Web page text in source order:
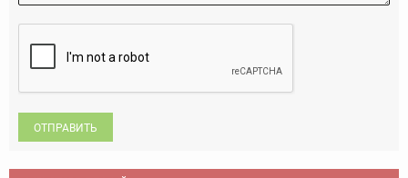
ОТПРАВИТЬ